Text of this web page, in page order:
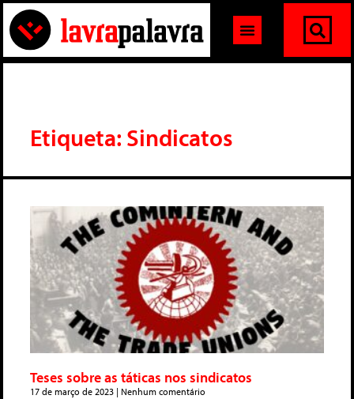
Etiqueta: Sindicatos
Teses sobre as táticas nos sindicatos
17 de março de 2023 Nenhum comentário